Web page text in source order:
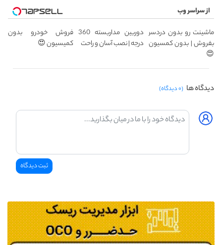
از سراسر وب
ماشینت رو بدون دردسر
بفروش | بدون کمسیون
😍
دوربین مداربسته 360
درجه | نصب آسان و راحت
فروش خودرو بدون
کمیسیون 😍
دیدگاه ها (۰ دیدگاه)